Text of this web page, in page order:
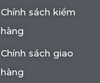
Chính sách kiểm
hàng
Chính sách giao
hàng